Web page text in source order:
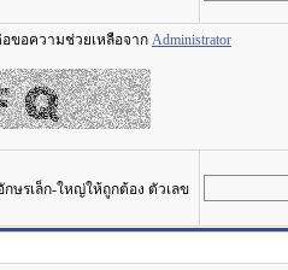
ขอความช่วยเหลือจาก Administrator
ษรเล็ก-ใหญ่ให้ถูกต้อง ตัวเลข